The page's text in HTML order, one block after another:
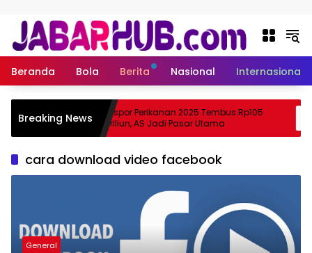
Beranda Bola Berita Nasional Internasional
Breaking News
Suzuki?
Ekspor Perikanan 2025 Tembus Rp105
Triliun, AS Jadi Pasar Utama
cara download video facebook
General